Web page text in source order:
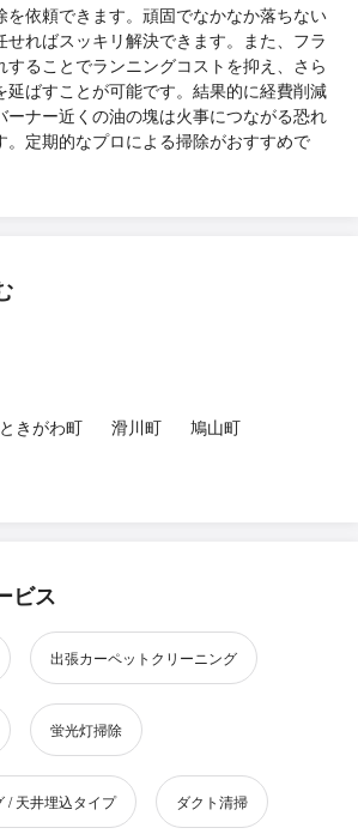
を依頼できます。頑固でなかなか落ちない
ればスッキリ解決できます。また、フラ
することでランニングコストを抑え、さら
延ばすことが可能です。結果的に経費削減
ーナー近くの油の塊は火事につながる恐れ
。定期的なプロによる掃除がおすすめで
ときがわ町 滑川町
鳩山町
ビス
出張カーペットクリーニング
蛍光灯掃除
/ 天井埋込タイプ ダクト清掃